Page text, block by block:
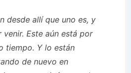
desde allí que uno es, y
Este aún está por
tiempo. Y lo están
de nuevo en